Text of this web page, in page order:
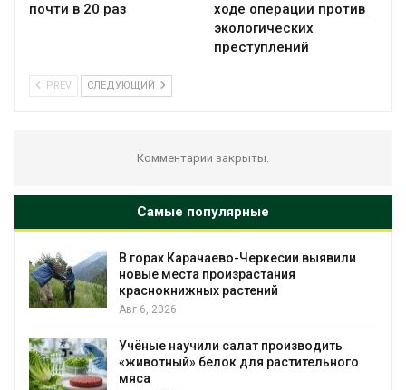
почти в 20 раз
ходе операции против
экологических
преступлений
PREV СЛЕДУЮЩИЙ
Комментарии закрыты.
Самые популярные
В горах Карачаево-Черкесии выявили
новые места произрастания
краснокнижных растений
Авг 6, 2026
Учёные научили салат производить
«животный» белок для растительного
мяса